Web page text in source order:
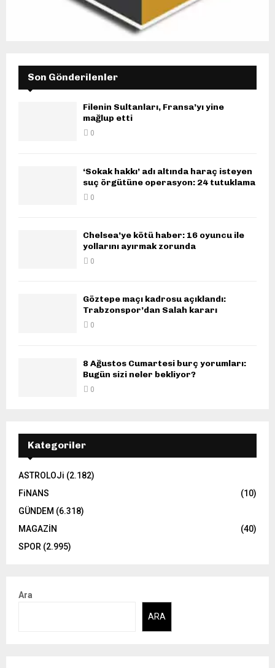
Son Gönderilenler
Filenin Sultanları, Fransa’yı yine
mağlup etti
0
‘Sokak hakkı’ adı altında haraç isteyen
suç örgütüne operasyon: 24 tutuklama
0
Chelsea’ye kötü haber: 16 oyuncu ile
yollarını ayırmak zorunda
0
Göztepe maçı kadrosu açıklandı:
Trabzonspor’dan Salah kararı
0
8 Ağustos Cumartesi burç yorumları:
Bugün sizi neler bekliyor?
0
Kategoriler
ASTROLOJi (2.182)
FiNANS
(10)
GÜNDEM (6.318)
MAGAZİN
(40)
SPOR (2.995)
Ara
ARA